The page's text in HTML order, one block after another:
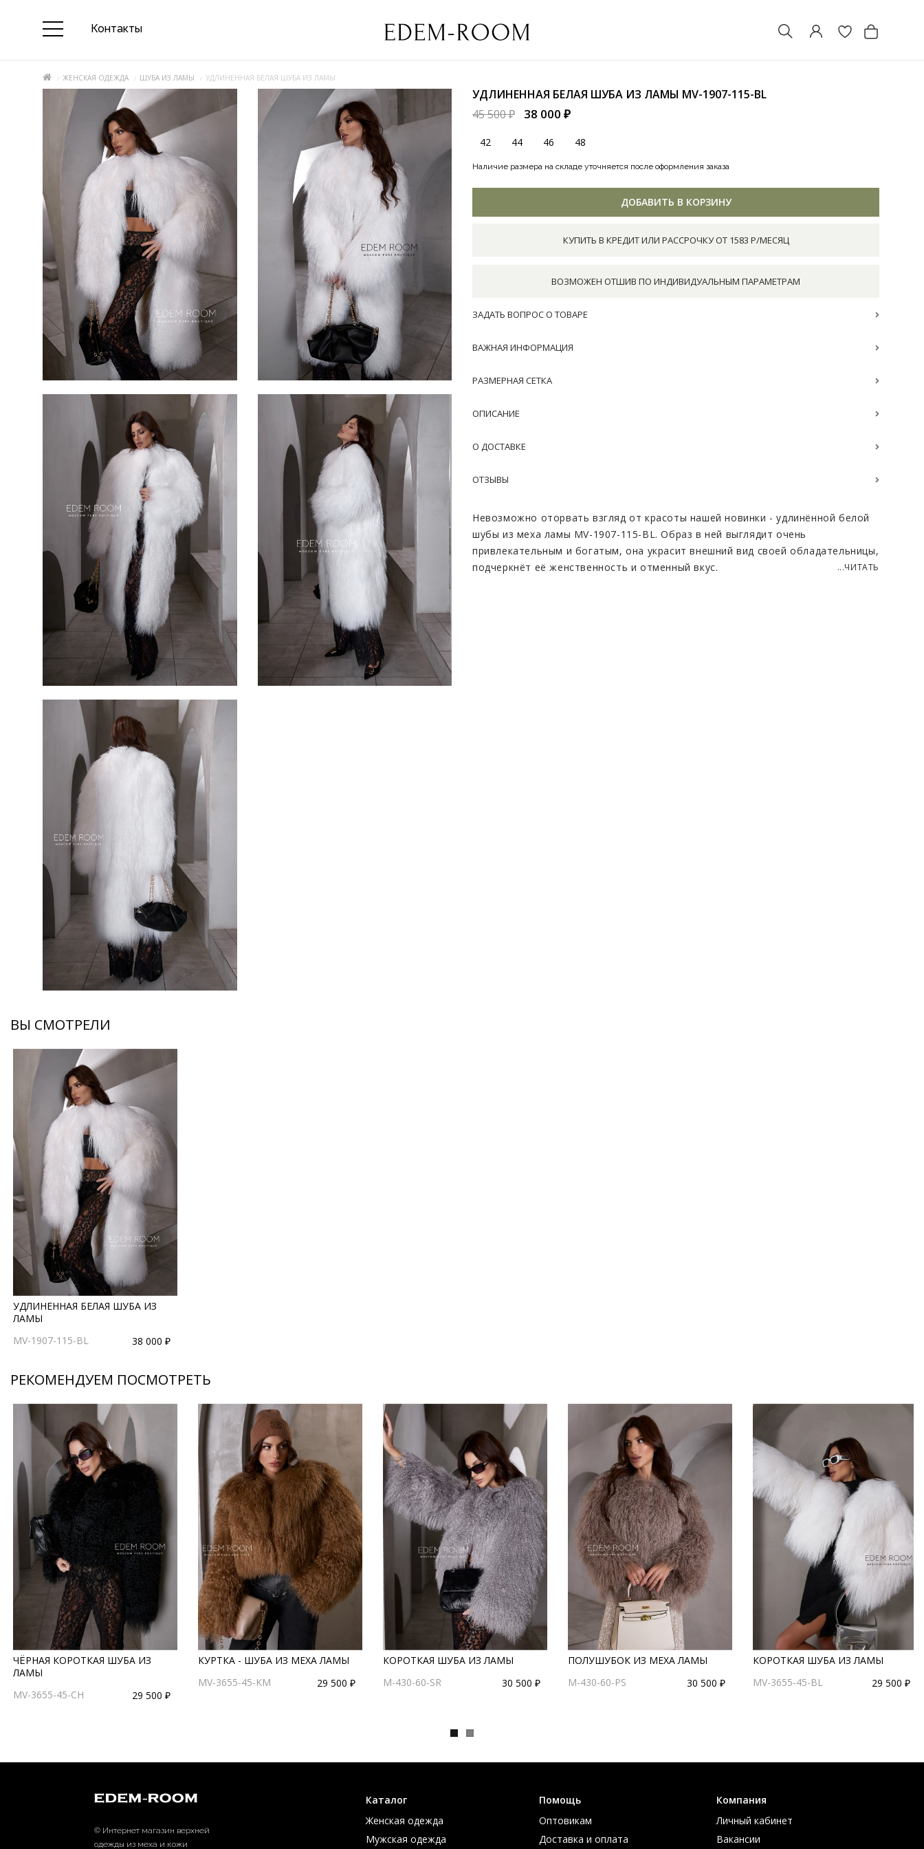
Контакты
ЖЕНСКАЯ ОДЕЖДА ШУБА ИЗ ЛАМЫ УДЛИНЕННАЯ БЕЛАЯ ШУБА ИЗ ЛАМЫ
УДЛИНЕННАЯ БЕЛАЯ ШУБА ИЗ ЛАМЫ MV-1907-115-BL
45 500 ₽
38 000 ₽
42 44 46 48
Наличие размера на складе уточняется после оформления заказа
ДОБАВИТЬ В КОРЗИНУ
КУПИТЬ В КРЕДИТ ИЛИ РАССРОЧКУ ОТ 1583 Р/МЕСЯЦ
ВОЗМОЖЕН ОТШИВ ПО ИНДИВИДУАЛЬНЫМ ПАРАМЕТРАМ
ЗАДАТЬ ВОПРОС О ТОВАРЕ
ВАЖНАЯ ИНФОРМАЦИЯ
РАЗМЕРНАЯ СЕТКА
ОПИСАНИЕ
О ДОСТАВКЕ
ОТЗЫВЫ
Невозможно оторвать взгляд от красоты нашей новинки - удлинённой белой
шубы из меха ламы MV-1907-115-BL. Образ в ней выглядит очень
привлекательным и богатым, она украсит внешний вид своей обладательницы,
подчеркнëт её женственность и отменный вкус.
...ЧИТАТЬ
ВЫ СМОТРЕЛИ
УДЛИНЕННАЯ БЕЛАЯ ШУБА ИЗ
ЛАМЫ
MV-1907-115-BL
38 000 ₽
РЕКОМЕНДУЕМ ПОСМОТРЕТЬ
ЧЁРНАЯ КОРОТКАЯ ШУБА ИЗ
ЛАМЫ
MV-3655-45-CH
29 500 ₽
КУРТКА - ШУБА ИЗ МЕХА ЛАМЫ
MV-3655-45-KM
29 500 ₽
КОРОТКАЯ ШУБА ИЗ ЛАМЫ
M-430-60-SR
30 500 ₽
ПОЛУШУБОК ИЗ МЕХА ЛАМЫ
M-430-60-PS
30 500 ₽
КОРОТКАЯ ШУБА ИЗ ЛАМЫ
MV-3655-45-BL
29 500 ₽
© Интернет магазин верхней
одежды из меха и кожи
Каталог
Женская одежда
Мужская одежда
Помощь
Оптовикам
Доставка и оплата
Компания
Личный кабинет
Вакансии